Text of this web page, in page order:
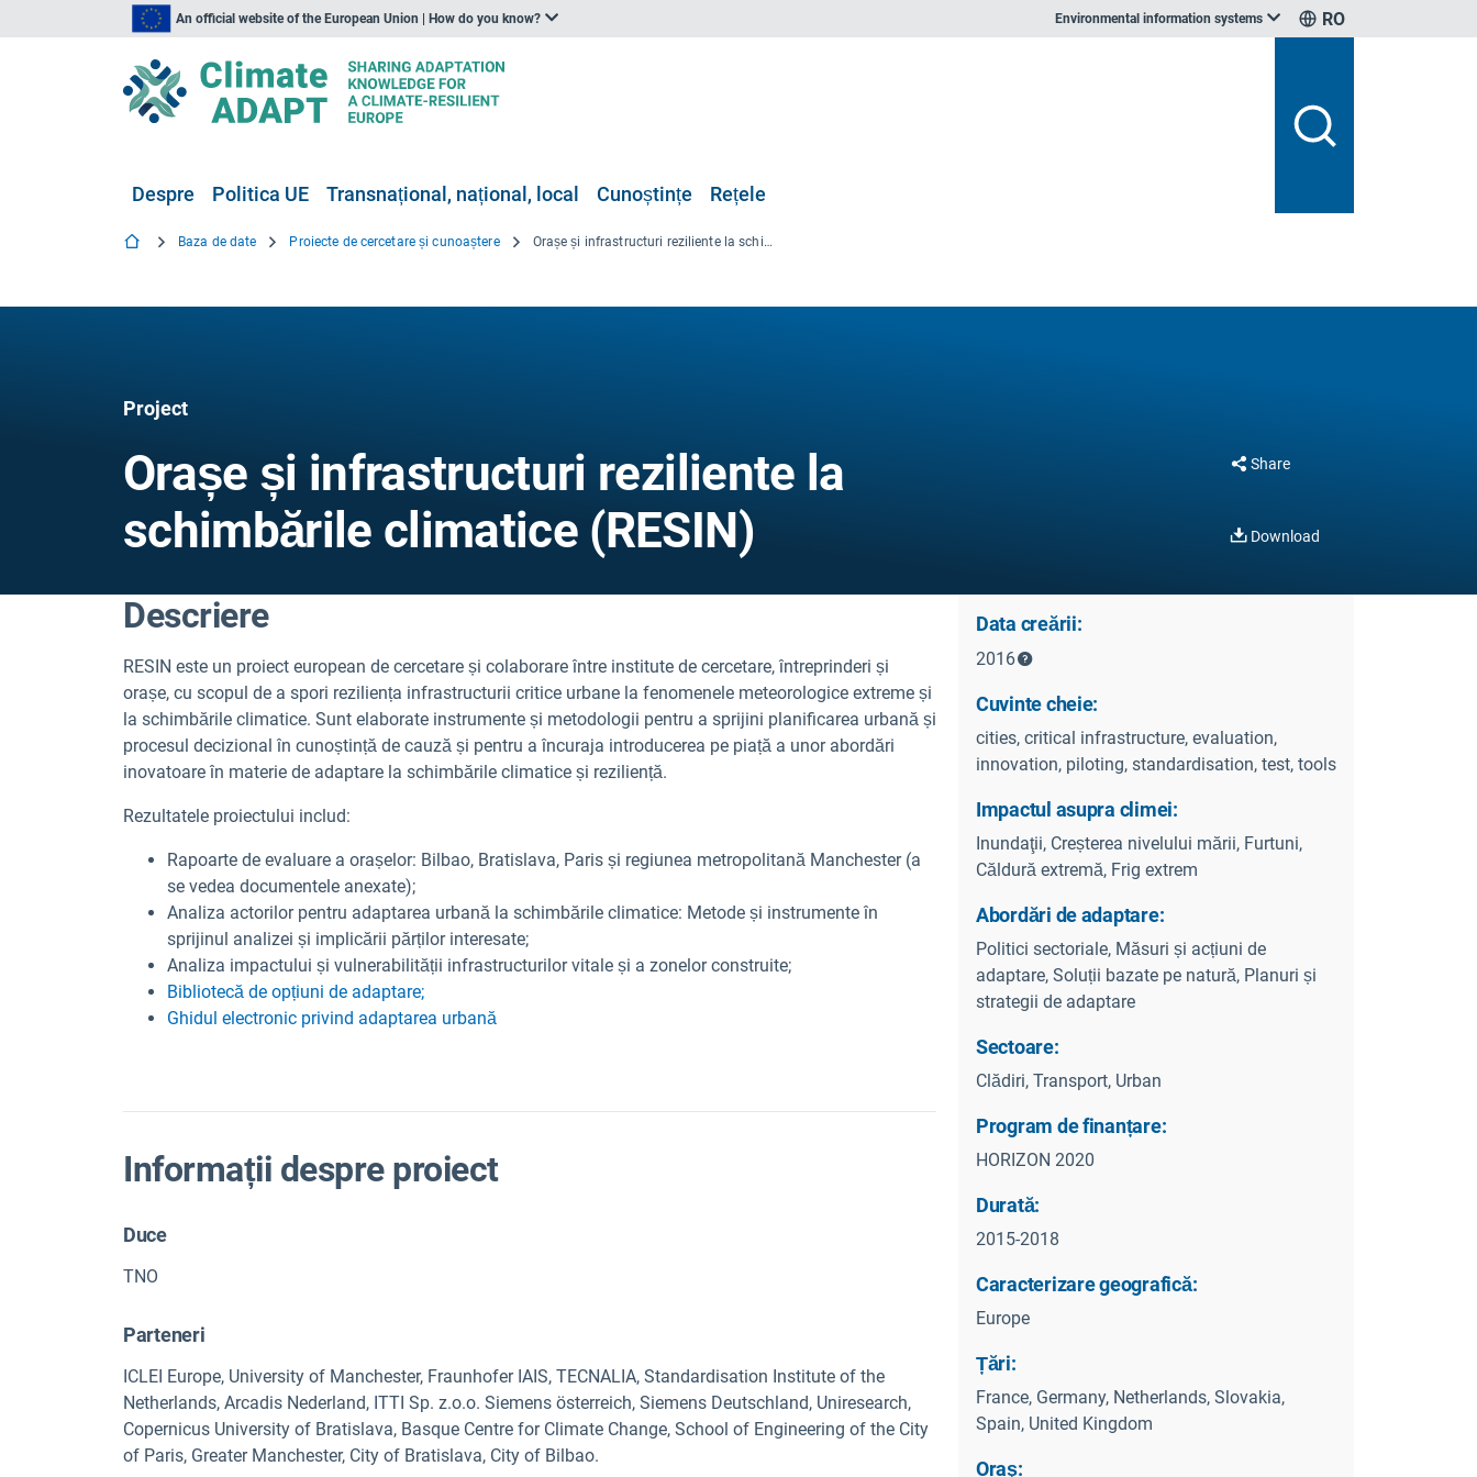
An official website of the European Union | How do you know? Environmental information systems RO
Despre Politica UE Transnațional, național, local Cunoștințe Rețele
Baza de date Proiecte de cercetare și cunoaștere Orașe și infrastructuri reziliente la schimbările climatice
Project
Orașe și infrastructuri reziliente la
schimbările climatice (RESIN)
Share
Download
Descriere
RESIN este un proiect european de cercetare și colaborare între institute de cercetare, întreprinderi și
orașe, cu scopul de a spori reziliența infrastructurii critice urbane la fenomenele meteorologice extreme și
la schimbările climatice. Sunt elaborate instrumente și metodologii pentru a sprijini planificarea urbană și
procesul decizional în cunoștință de cauză și pentru a încuraja introducerea pe piață a unor abordări
inovatoare în materie de adaptare la schimbările climatice și reziliență.
Rezultatele proiectului includ:
Rapoarte de evaluare a orașelor: Bilbao, Bratislava, Paris și regiunea metropolitană Manchester (a
se vedea documentele anexate);
Analiza actorilor pentru adaptarea urbană la schimbările climatice: Metode și instrumente în
sprijinul analizei și implicării părților interesate;
Analiza impactului și vulnerabilității infrastructurilor vitale și a zonelor construite;
Bibliotecă de opțiuni de adaptare;
Ghidul electronic privind adaptarea urbană
Informații despre proiect
Duce
TNO
Parteneri
ICLEI Europe, University of Manchester, Fraunhofer IAIS, TECNALIA, Standardisation Institute of the
Netherlands, Arcadis Nederland, ITTI Sp. z.o.o. Siemens österreich, Siemens Deutschland, Uniresearch,
Copernicus University of Bratislava, Basque Centre for Climate Change, School of Engineering of the City
of Paris, Greater Manchester, City of Bratislava, City of Bilbao.
Data creării:
2016
Cuvinte cheie:
cities, critical infrastructure, evaluation,
innovation, piloting, standardisation, test, tools
Impactul asupra climei:
Inundaţii, Creșterea nivelului mării, Furtuni,
Căldură extremă, Frig extrem
Abordări de adaptare:
Politici sectoriale, Măsuri și acțiuni de
adaptare, Soluții bazate pe natură, Planuri și
strategii de adaptare
Sectoare:
Clădiri, Transport, Urban
Program de finanțare:
HORIZON 2020
Durată:
2015-2018
Caracterizare geografică:
Europe
Țări:
France, Germany, Netherlands, Slovakia,
Spain, United Kingdom
Oraş: